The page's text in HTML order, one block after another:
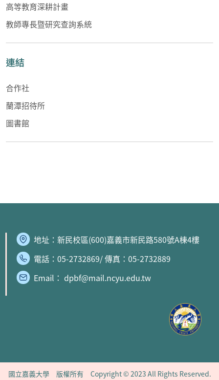
高等教育深耕計畫
教師專長暨研究查詢系統
連結
合作社
蘭潭招待所
圖書館
地址： 新民校區(600)嘉義市新民路580號A棟4樓
電話：05-2732869/ 傳真：05-2732889
Email： dpbf@mail.ncyu.edu.tw
國立嘉義大學 版權所有 Copyright © 2023 All Rights Reserved.